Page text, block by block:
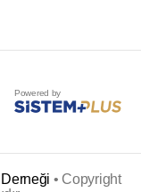
Powered by
• Copyright